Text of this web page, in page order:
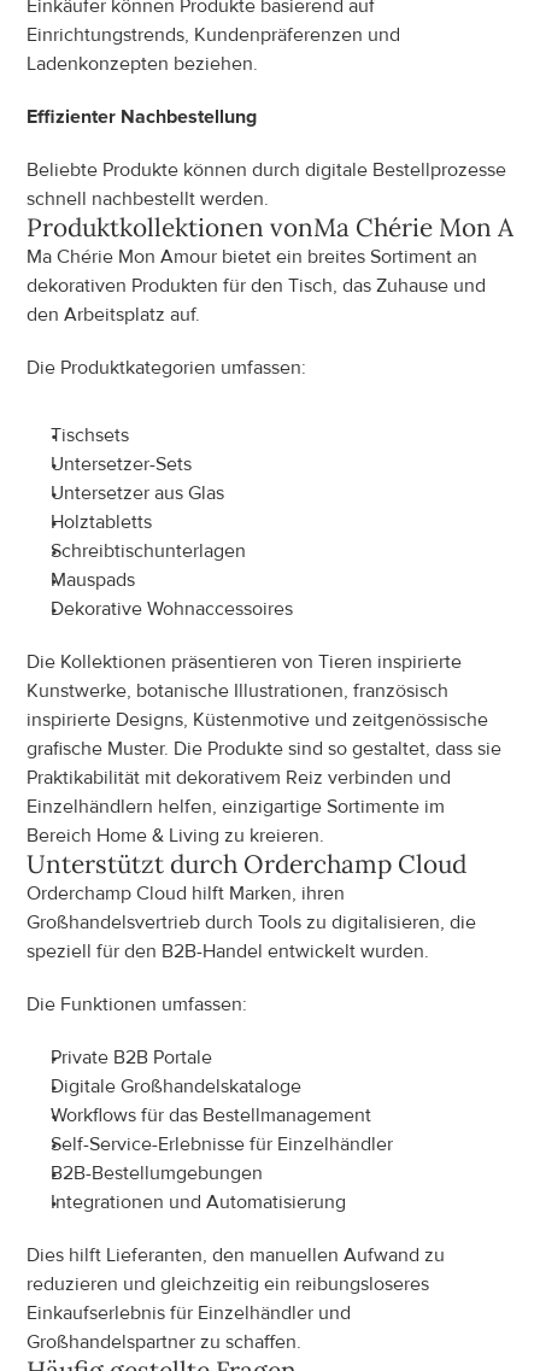
Einkäufer können Produkte basierend auf
Einrichtungstrends, Kundenpräferenzen und
Ladenkonzepten beziehen.
Effizienter Nachbestellung
Beliebte Produkte können durch digitale Bestellprozesse
schnell nachbestellt werden.
Produktkollektionen vonMa Chérie Mon
Ma Chérie Mon Amour bietet ein breites Sortiment an
dekorativen Produkten für den Tisch, das Zuhause und
den Arbeitsplatz auf.
Die Produktkategorien umfassen:
Tischsets
Untersetzer-Sets
Untersetzer aus Glas
Holztabletts
Schreibtischunterlagen
Mauspads
Dekorative Wohnaccessoires
Die Kollektionen präsentieren von Tieren inspirierte
Kunstwerke, botanische Illustrationen, französisch
inspirierte Designs, Küstenmotive und zeitgenössische
grafische Muster. Die Produkte sind so gestaltet, dass sie
Praktikabilität mit dekorativem Reiz verbinden und
Einzelhändlern helfen, einzigartige Sortimente im
Bereich Home & Living zu kreieren.
Unterstützt durch Orderchamp Cloud
Orderchamp Cloud hilft Marken, ihren
Großhandelsvertrieb durch Tools zu digitalisieren, die
speziell für den B2B-Handel entwickelt wurden.
Die Funktionen umfassen:
Private B2B Portale
Digitale Großhandelskataloge
Workflows für das Bestellmanagement
Self-Service-Erlebnisse für Einzelhändler
B2B-Bestellumgebungen
Integrationen und Automatisierung
Dies hilft Lieferanten, den manuellen Aufwand zu
reduzieren und gleichzeitig ein reibungsloseres
Einkaufserlebnis für Einzelhändler und
Großhandelspartner zu schaffen.